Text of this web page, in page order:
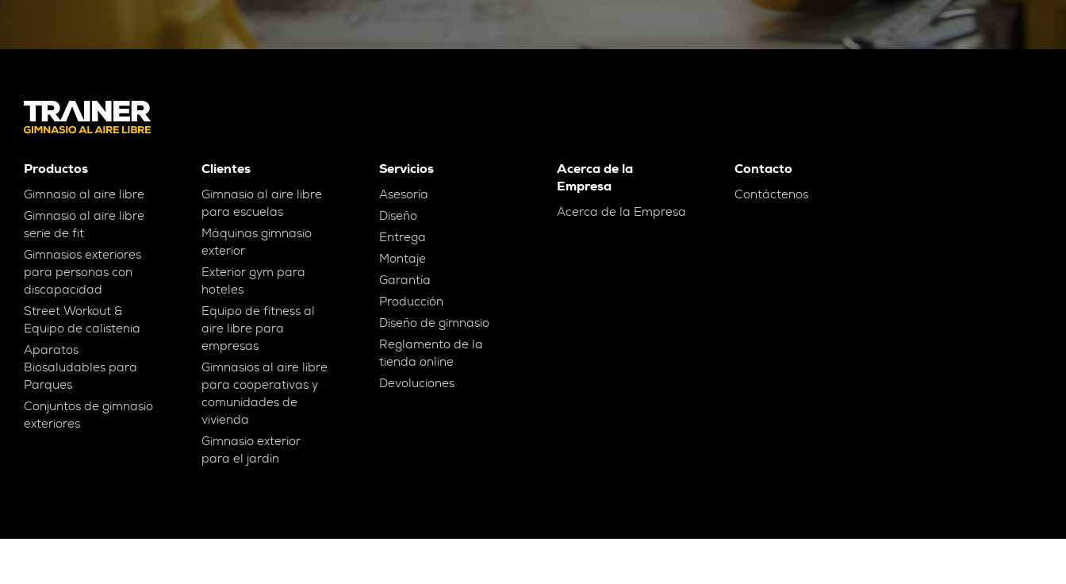
Productos
Gimnasio al aire libre
Gimnasio al aire libre
serie de fit
Gimnasios exteriores
para personas con
discapacidad
Street Workout &
Equipo de calistenia
Aparatos
Biosaludables para
Parques
Conjuntos de gimnasio
exteriores
Clientes
Gimnasio al aire libre
para escuelas
Máquinas gimnasio
exterior
Exterior gym para
hoteles
Equipo de fitness al
aire libre para
empresas
Gimnasios al aire libre
para cooperativas y
comunidades de
vivienda
Gimnasio exterior
para el jardín
Servicios
Asesoría
Diseño
Entrega
Montaje
Garantía
Producción
Diseño de gimnasio
Reglamento de la
tienda online
Devoluciones
Acerca de la
Empresa
Acerca de la Empresa
Contacto
Contáctenos